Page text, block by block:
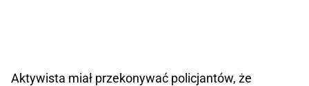
Aktywista miał przekonywać policjantów, że